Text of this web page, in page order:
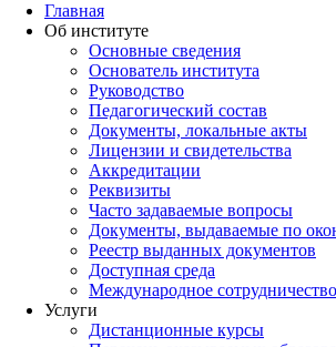
Главная
Об институте
Основные сведения
Основатель института
Руководство
Педагогический состав
Документы, локальные акты
Лицензии и свидетельства
Аккредитации
Реквизиты
Часто задаваемые вопросы
Документы, выдаваемые по
Реестр выданных документов
Доступная среда
Международное сотрудничество
Услуги
Дистанционные курсы